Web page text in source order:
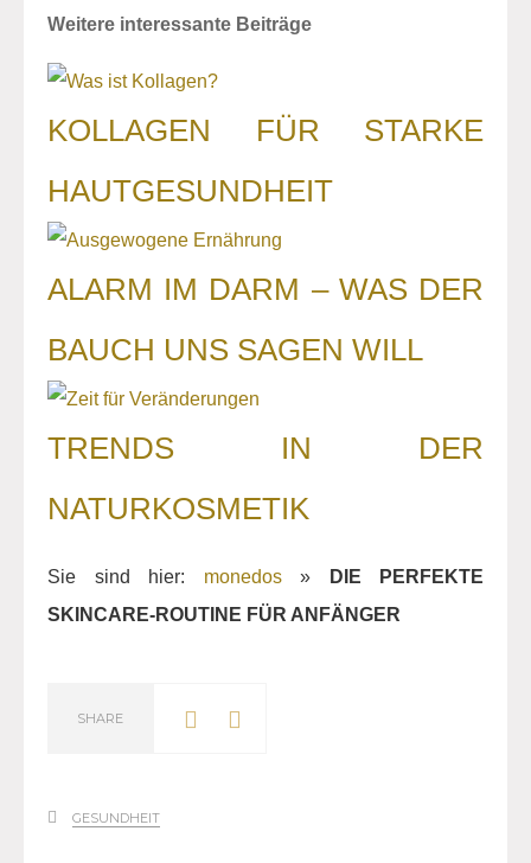
Weitere interessante Beiträge
KOLLAGEN FÜR STARKE
HAUTGESUNDHEIT
ALARM IM DARM – WAS DER
BAUCH UNS SAGEN WILL
TRENDS IN DER
NATURKOSMETIK
Sie sind hier: monedos»
DIE PERFEKTE
SKINCARE-ROUTINE FÜR ANFÄNGER
SHARE
GESUNDHEIT